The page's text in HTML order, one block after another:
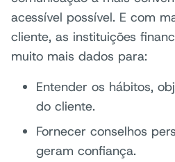
acessível possível. E com
cliente, as instituições
muito mais dados para:
Entender os hábitos,
do cliente.
Fornecer conselhos
geram confiança.